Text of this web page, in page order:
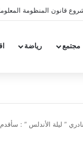
شعار الدولة
مجتمع رياضة
” ليلة الأندلس ” :